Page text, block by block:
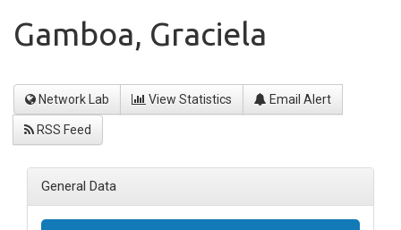
Gamboa, Graciela
Network Lab View Statistics Email Alert
RSS Feed
General Data